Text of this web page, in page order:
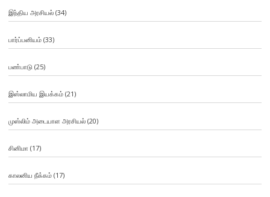
இந்திய அரசியல்(34)
பார்ப்பனியம்(33)
பண்பாடு(25)
இஸ்லாமிய இயக்கம்(21)
முஸ்லிம் அடையாள அரசியல்(20)
சினிமா (17)
காலனிய நீக்கம்(17)